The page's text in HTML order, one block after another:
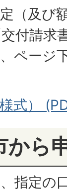
（及び
付請求
ページ
式）
から
指定の